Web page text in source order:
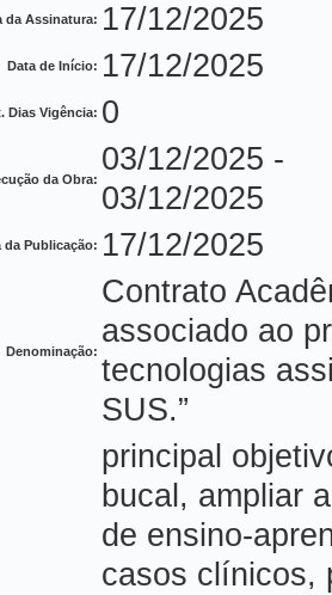
da Assinatura: 17/12/2025
Data de Início: 17/12/2025
Dias Vigência: 0
da Obra:
03/12/2025 -
03/12/2025
da Publicação: 17/12/2025
Denominação:
Contrato
associado ao
tecnologias
SUS.”
principal
bucal, ampliar
de ensino-
casos clínicos,